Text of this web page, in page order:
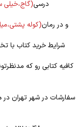
درسی(گاج،خیلی
و در رمان(کوله
شرایط خرید کتاب با
کافیه کتابی رو که
سفارشات در شهر تهران